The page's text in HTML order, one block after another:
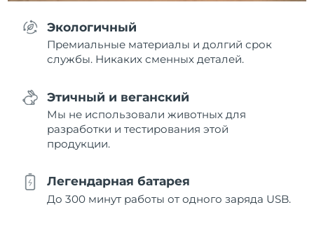
Экологичный
Премиальные материалы и долгий срок
службы. Никаких сменных деталей.
Этичный и веганский
Мы не использовали животных для
разработки и тестирования этой
продукции.
Легендарная батарея
До 300 минут работы от одного заряда USB.